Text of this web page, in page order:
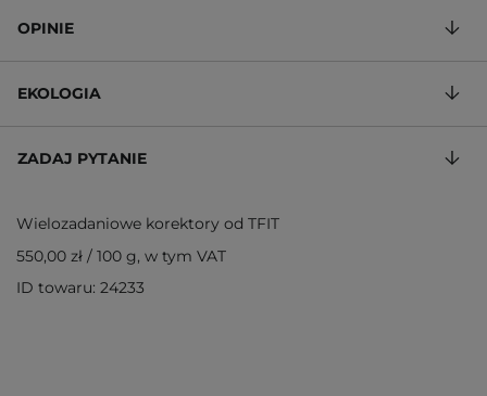
OPINIE
EKOLOGIA
ZADAJ PYTANIE
Wielozadaniowe korektory od TFIT
550,00 zł / 100 g, w tym VAT
ID towaru: 24233